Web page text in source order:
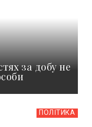
за добу не
ПОЛІТИКА